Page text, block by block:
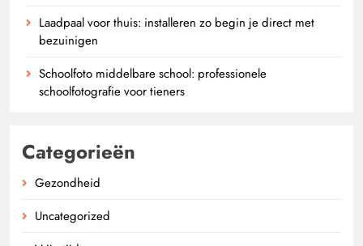
Laadpaal voor thuis: installeren zo begin je direct met
bezuinigen
Schoolfoto middelbare school: professionele
schoolfotografie voor tieners
Categorieën
Gezondheid
Uncategorized